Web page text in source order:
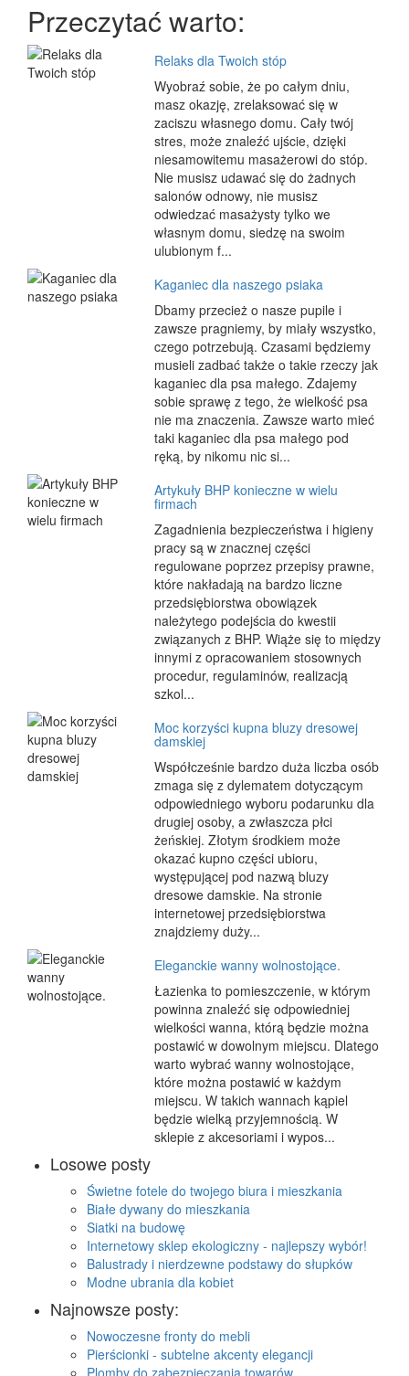
Przeczytać warto:
Relaks dla Twoich stóp
Wyobraź sobie, że po całym dniu,
masz okazję, zrelaksować się w
zaciszu własnego domu. Cały twój
stres, może znaleźć ujście, dzięki
niesamowitemu masażerowi do stóp.
Nie musisz udawać się do żadnych
salonów odnowy, nie musisz
odwiedzać masażysty tylko we
własnym domu, siedzę na swoim
ulubionym f...
Kaganiec dla naszego psiaka
Dbamy przecież o nasze pupile i
zawsze pragniemy, by miały wszystko,
czego potrzebują. Czasami będziemy
musieli zadbać także o takie rzeczy jak
kaganiec dla psa małego. Zdajemy
sobie sprawę z tego, że wielkość psa
nie ma znaczenia. Zawsze warto mieć
taki kaganiec dla psa małego pod
ręką, by nikomu nic si...
Artykuły BHP konieczne w wielu
firmach
Zagadnienia bezpieczeństwa i higieny
pracy są w znacznej części
regulowane poprzez przepisy prawne,
które nakładają na bardzo liczne
przedsiębiorstwa obowiązek
należytego podejścia do kwestii
związanych z BHP. Wiąże się to między
innymi z opracowaniem stosownych
procedur, regulaminów, realizacją
szkol...
Moc korzyści kupna bluzy dresowej
damskiej
Współcześnie bardzo duża liczba osób
zmaga się z dylematem dotyczącym
odpowiedniego wyboru podarunku dla
drugiej osoby, a zwłaszcza płci
żeńskiej. Złotym środkiem może
okazać kupno części ubioru,
występującej pod nazwą bluzy
dresowe damskie. Na stronie
internetowej przedsiębiorstwa
znajdziemy duży...
Eleganckie wanny wolnostojące.
Łazienka to pomieszczenie, w którym
powinna znaleźć się odpowiedniej
wielkości wanna, którą będzie można
postawić w dowolnym miejscu. Dlatego
warto wybrać wanny wolnostojące,
które można postawić w każdym
miejscu. W takich wannach kąpiel
będzie wielką przyjemnością. W
sklepie z akcesoriami i wypos...
Losowe posty
Świetne fotele do twojego biura i mieszkania
Białe dywany do mieszkania
Siatki na budowę
Internetowy sklep ekologiczny - najlepszy wybór!
Balustrady i nierdzewne podstawy do słupków
Modne ubrania dla kobiet
Najnowsze posty:
Nowoczesne fronty do mebli
Pierścionki - subtelne akcenty elegancji